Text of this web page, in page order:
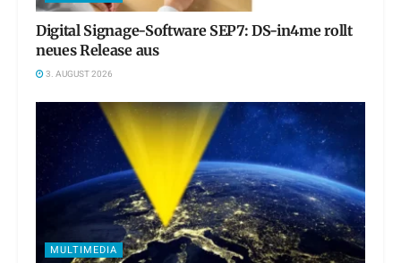
Digital Signage-Software SEP7: DS-in4me rollt
neues Release aus
3. AUGUST 2026
MULTIMEDIA